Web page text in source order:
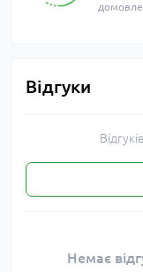
Відгуки
Немає